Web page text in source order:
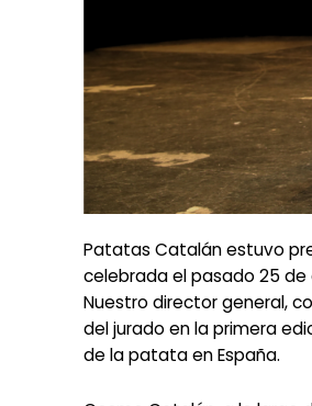
Patatas Catalán estuvo
celebrada el pasado 25
Nuestro director general,
del jurado en la primera
de la patata en España.